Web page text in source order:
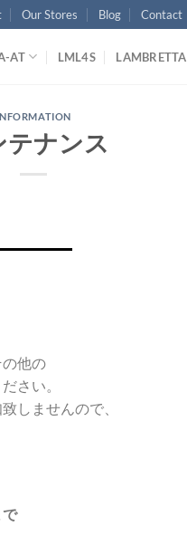
Our Stores Blog Contact
AT LML4S LAMBRETTA
テナンス
他の
さい。
しませんので、